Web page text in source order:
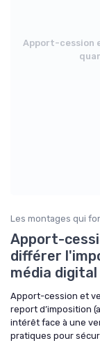
Apport-cession
Les montages qui
Apport-
différer
média digital
Apport-cession et
report d’imposition
intérêt face à une
pratiques pour